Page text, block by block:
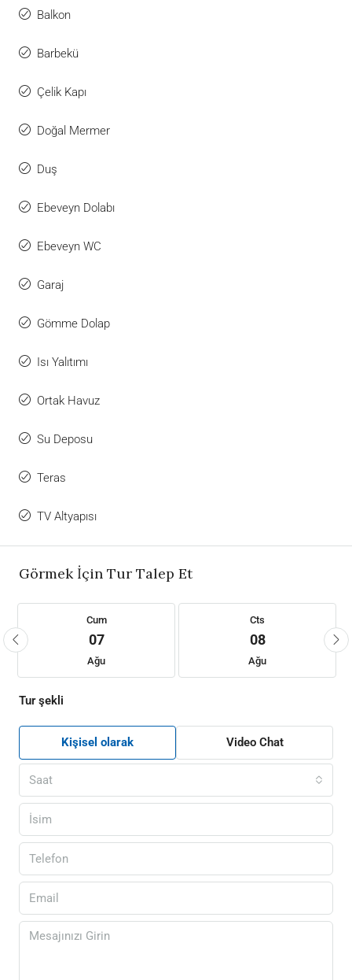
Balkon
Barbekü
Çelik Kapı
Doğal Mermer
Duş
Ebeveyn Dolabı
Ebeveyn WC
Garaj
Gömme Dolap
Isı Yalıtımı
Ortak Havuz
Su Deposu
Teras
TV Altyapısı
Görmek İçin Tur Talep Et
Cum
07
Ağu
Cts
08
Ağu
Tur şekli
Kişisel olarak Video Chat
Saat